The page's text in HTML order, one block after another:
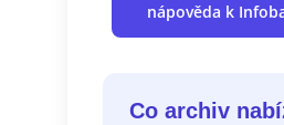
nápověda k
Co archiv